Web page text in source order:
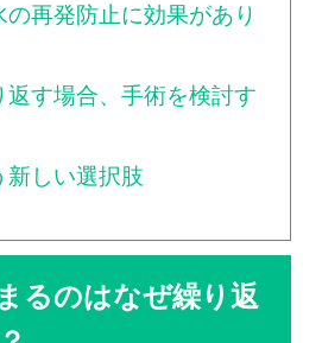
再発防止に効果があり
返す場合、手術を検討す
新しい選択肢
るのはなぜ繰り返